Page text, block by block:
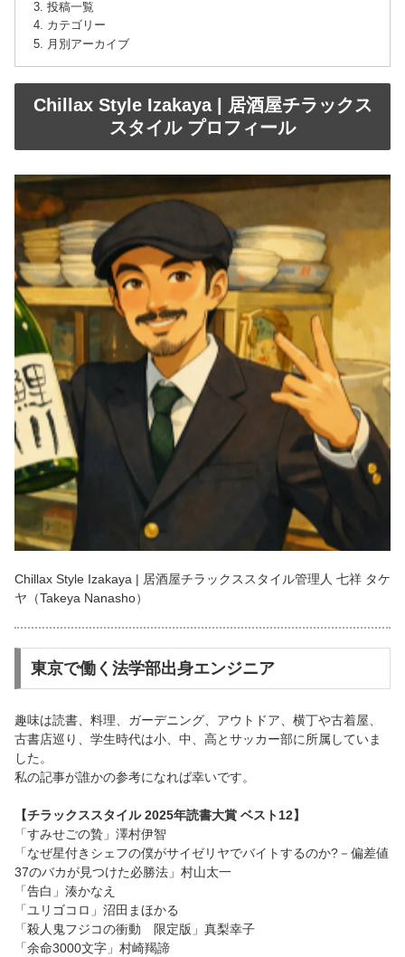
投稿一覧
カテゴリー
月別アーカイブ
Chillax Style Izakaya | 居酒屋チラックス
スタイル プロフィール
Chillax Style Izakaya | 居酒屋チラックススタイル管理人 七祥 タケ
ヤ（Takeya Nanasho）
東京で働く法学部出身エンジニア
趣味は読書、料理、ガーデニング、アウトドア、横丁や古着屋、
古書店巡り、学生時代は小、中、高とサッカー部に所属していま
した。
私の記事が誰かの参考になれば幸いです。
【チラックススタイル 2025年読書大賞 ベスト12】
「すみせごの贄」澤村伊智
「なぜ星付きシェフの僕がサイゼリヤでバイトするのか?－偏差値
37のバカが見つけた必勝法」村山太一
「告白」湊かなえ
「ユリゴコロ」沼田まほかる
「殺人鬼フジコの衝動 限定版」真梨幸子
「余命3000文字」村崎羯諦